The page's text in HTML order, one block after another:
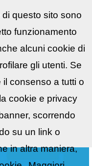
questo sito sono
funzionamento
alcuni cookie di
gli utenti. Se
consenso a tutti o
cookie e privacy
scorrendo
su un link o
in altra maniera,